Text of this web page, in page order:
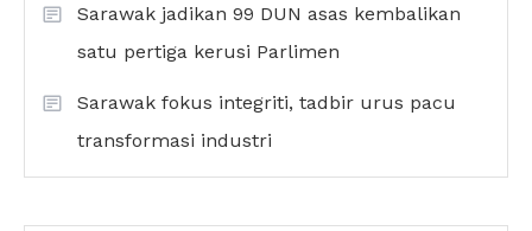
Sarawak jadikan 99 DUN asas kembalikan
satu pertiga kerusi Parlimen
Sarawak fokus integriti, tadbir urus pacu
transformasi industri